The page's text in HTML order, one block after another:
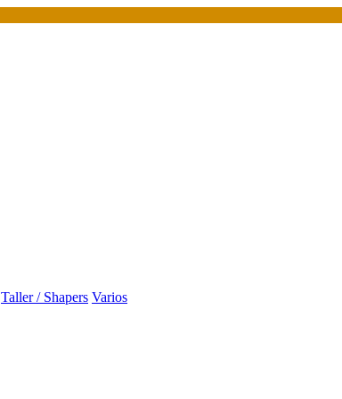
Taller / Shapers Varios